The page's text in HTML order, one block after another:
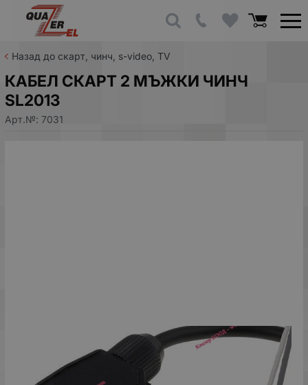
Назад до скарт, чинч, s-video, TV
КАБЕЛ СКАРТ 2 МЪЖКИ ЧИНЧ
SL2013
Арт.№: 7031